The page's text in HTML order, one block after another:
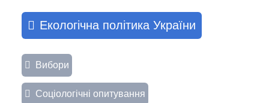
Екологічна політика України
Вибори
Соціологічні опитування